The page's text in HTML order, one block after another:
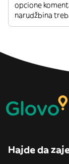
opcione
narudžbina
Hajde da